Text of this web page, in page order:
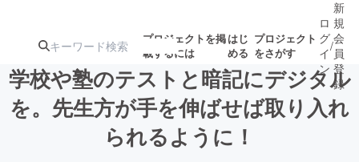
プロジェクトを掲
載するには
はじ
める
プロジェクト
をさがす
注目のリ 注目の新着プロ 募集終了が近いプ
ロジェクト
ロ
グ
イ
ン
/
新
規
会
員
登
録
学校や塾のテストと暗記にデジタル
を。先生方が手を伸ばせば取り入れ
られるように！